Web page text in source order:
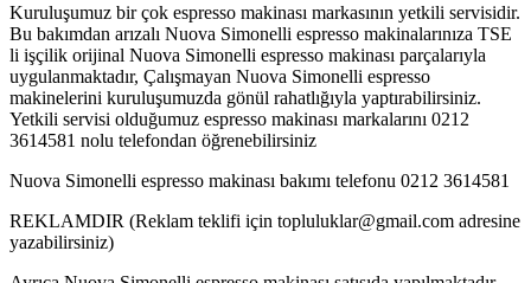
Kuruluşumuz bir çok espresso makinası markasının yetkili servisidir.
Bu bakımdan arızalı Nuova Simonelli espresso makinalarınıza TSE
li işçilik orijinal Nuova Simonelli espresso makinası parçalarıyla
uygulanmaktadır, Çalışmayan Nuova Simonelli espresso
makinelerini kuruluşumuzda gönül rahatlığıyla yaptırabilirsiniz.
Yetkili servisi olduğumuz espresso makinası markalarını 0212
3614581 nolu telefondan öğrenebilirsiniz
Nuova Simonelli espresso makinası bakımı telefonu 0212 3614581
REKLAMDIR (Reklam teklifi için topluluklar@gmail.com adresine
yazabilirsiniz)